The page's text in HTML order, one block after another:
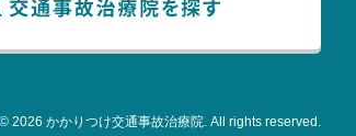
© 2026 かかりつけ交通事故治療院. All rights reserved.